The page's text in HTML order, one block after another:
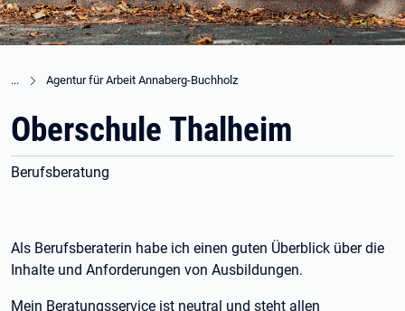
Agentur für Arbeit Annaberg-Buchholz
Oberschule Thalheim
Berufsberatung
Als Berufsberaterin habe ich einen guten Überblick über die
Inhalte und Anforderungen von Ausbildungen.
Mein Beratungsservice ist neutral und steht allen